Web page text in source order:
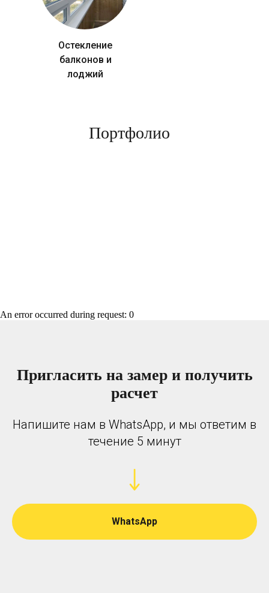
Остекление
балконов и
лоджий
Портфолио
белая"
Сетка (полотно) - антипыль.
Перекрытие оконных проёмов на балконе.
Количество - 2 шт.
An error occurred during request: 0
Пригласить на замер и получить
расчет
Напишите нам в WhatsApp, и мы ответим в
течение 5 минут
WhatsApp